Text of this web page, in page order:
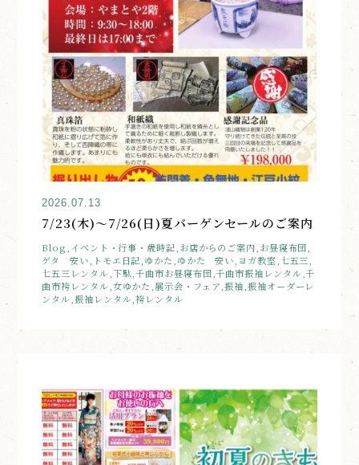
2026.07.13
7/23(木)～7/26(日)夏バーゲンセールのご案内
Blog,イベント・行事・歳時記,お店からのご案内,お昼寝布団,
ゲタ 安い,トモエ日記,ゆかた,ゆかた 安い,ヨガ教室,七五三,
七五三レンタル,下駄,千曲市お昼寝布団,千曲市振袖レンタル,千
曲市袴レンタル,女ゆかた,展示会・フェア,振袖,振袖オーダーレ
ンタル,振袖レンタル,袴レンタル